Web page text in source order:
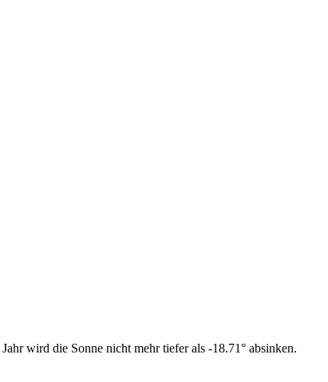
wird die Sonne nicht mehr tiefer als -18.71° absinken.